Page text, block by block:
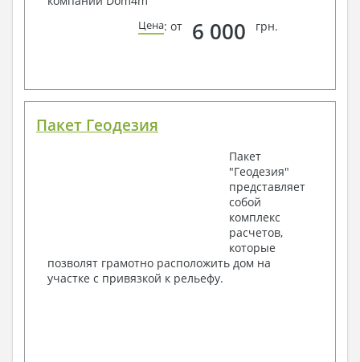
Цена: от 6 000 грн.
Пакет Геодезия
Пакет
"Геодезия"
представляет
собой
комплекс
расчетов,
которые
позволят грамотно расположить дом на
участке с привязкой к рельефу.